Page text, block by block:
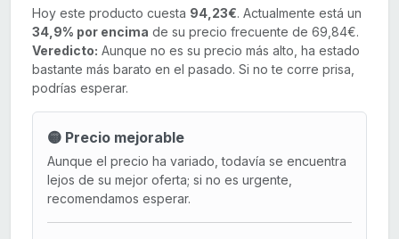
Hoy este producto cuesta 94,23€. Actualmente está un
34,9% por encima de su precio frecuente de 69,84€.
Veredicto: Aunque no es su precio más alto, ha estado
bastante más barato en el pasado. Si no te corre prisa,
podrías esperar.
🟡 Precio mejorable
Aunque el precio ha variado, todavía se encuentra
lejos de su mejor oferta; si no es urgente,
recomendamos esperar.